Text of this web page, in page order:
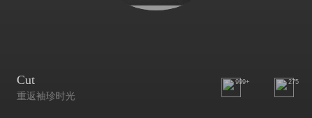
Cut
重返袖珍时光
999+ 275